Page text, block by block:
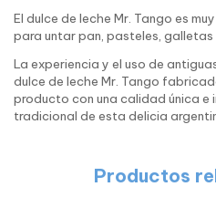
El dulce de leche Mr. Tango es
para untar pan, pasteles,
La experiencia y el uso de
dulce de leche Mr. Tango
producto con una calidad única e
tradicional de esta delicia
Productos